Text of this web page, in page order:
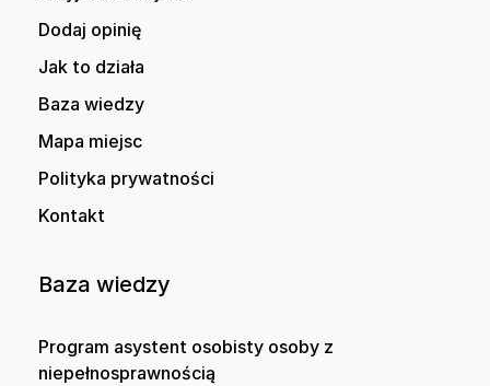
Dodaj opinię
Jak to działa
Baza wiedzy
Mapa miejsc
Polityka prywatności
Kontakt
Baza wiedzy
Program asystent osobisty osoby z
niepełnosprawnością